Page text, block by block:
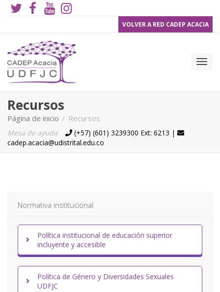
VOLVER A RED CADEP ACACIA
Recursos
Página de inicio Recursos
Mesa de ayuda Teléfono
(+57) (601) 3239300 Ext: 6213 | Email
cadep.acacia@udistrital.edu.co
Normativa institucional
Política institucional de educación superior
incluyente y accesible
Política de Género y Diversidades Sexuales
UDFJC